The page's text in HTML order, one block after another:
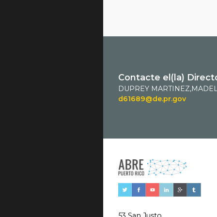
Contacte el(la)
DUPREY
d61689@de.pr.gov